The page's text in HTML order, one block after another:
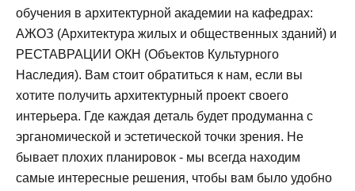
обучения в архитектурной академии на кафедрах:
АЖОЗ (Архитектура жилых и общественных зданий) и
РЕСТАВРАЦИИ ОКН (Объектов Культурного
Наследия). Вам стоит обратиться к нам, если вы
хотите получить архитектурный проект своего
интерьера. Где каждая деталь будет продуманна с
эрганомической и эстетической точки зрения. Не
бывает плохих планировок - мы всегда находим
самые интересные решения, чтобы вам было удобно